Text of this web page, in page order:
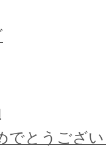
でとうござ